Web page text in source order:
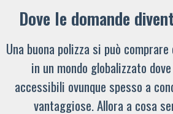
Dove le domande
Una buona polizza si può
in un mondo globalizzato
accessibili ovunque spesso a
vantaggiose. Allora a cosa